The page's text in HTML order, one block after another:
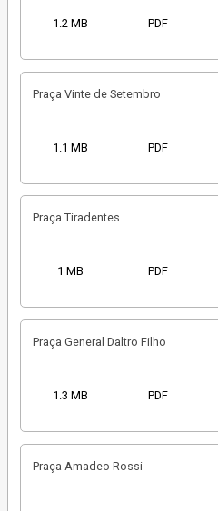
1.2 MB PDF
Praça Vinte de Setembro
1.1 MB PDF
Praça Tiradentes
1 MB PDF
Praça General Daltro Filho
1.3 MB PDF
Praça Amadeo Rossi